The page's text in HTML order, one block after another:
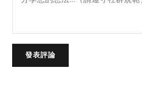
發表評論